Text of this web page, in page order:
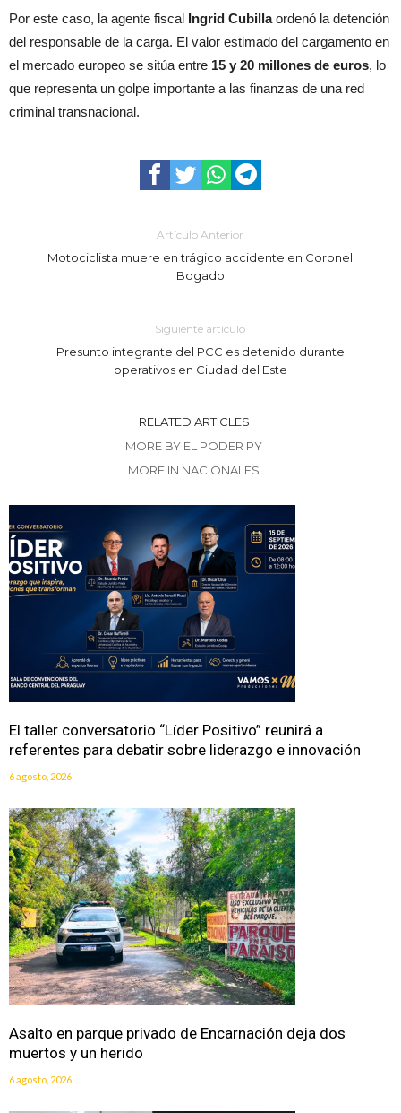
Por este caso, la agente fiscal Ingrid Cubillaordenó la detención
del responsable de la carga. El valor estimado del cargamento en
el mercado europeo se sitúa entre 15 y 20 millones de euros, lo
que representa un golpe importante a las finanzas de una red
criminal transnacional.
Artículo Anterior
Motociclista muere en trágico accidente en Coronel
Bogado
Siguiente artículo
Presunto integrante del PCC es detenido durante
operativos en Ciudad del Este
RELATED ARTICLES
MORE BY EL PODER PY
MORE IN NACIONALES
El taller conversatorio “Líder Positivo” reunirá a
referentes para debatir sobre liderazgo e innovación
6 agosto, 2026
Asalto en parque privado de Encarnación deja dos
muertos y un herido
6 agosto, 2026